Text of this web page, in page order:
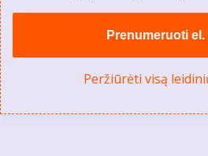
Prenumeruoti
Peržiūrėti visą